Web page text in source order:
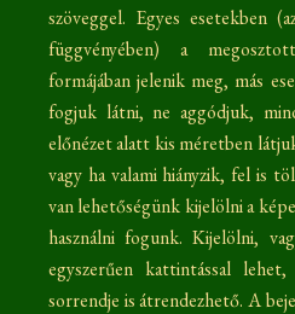
szöveggel. Egyes esetekben
függvényében) a
formájában jelenik meg, más
fogjuk látni, ne aggódjuk,
előnézet alatt kis méretben
vagy ha valami hiányzik, fel is
van lehetőségünk kijelölni a
használni fogunk. Kijelölni,
egyszerűen kattintással
sorrendje is átrendezhető. A